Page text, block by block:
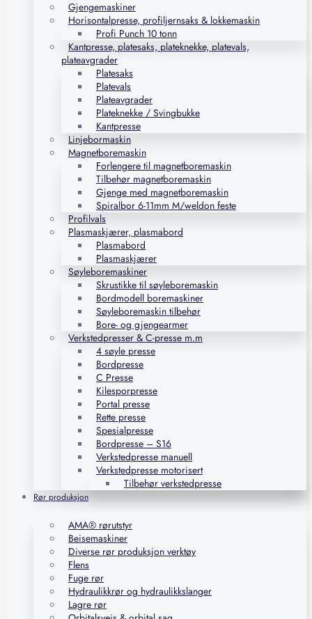
Gjengemaskiner
Horisontalpresse, profiljernsaks & lokkemaskin
Profi Punch 10 tonn
Kantpresse, platesaks, plateknekke, platevals,
plateavgrader
Platesaks
Platevals
Plateavgrader
Plateknekke / Svingbukke
Kantpresse
Linjebormaskin
Magnetboremaskin
Forlengere til magnetboremaskin
Tilbehør magnetboremaskin
Gjenge med magnetboremaskin
Spiralbor 6-11mm M/weldon feste
Profilvals
Plasmaskjærer, plasmabord
Plasmabord
Plasmaskjærer
Søyleboremaskiner
Skrustikke til søyleboremaskin
Bordmodell boremaskiner
Søyleboremaskin tilbehør
Bore- og gjengearmer
Verkstedpresser & C-presse m.m
4 søyle presse
Bordpresse
C Presse
Kilesporpresse
Portal presse
Rette presse
Spesialpresse
Bordpresse – S16
Verkstedpresse manuell
Verkstedpresse motorisert
Tilbehør verkstedpresse
Rør produksjon
AMA® rørutstyr
Beisemaskiner
Diverse rør produksjon verktøy
Flens
Fuge rør
Hydraulikkrør og hydraulikkslanger
Lagre rør